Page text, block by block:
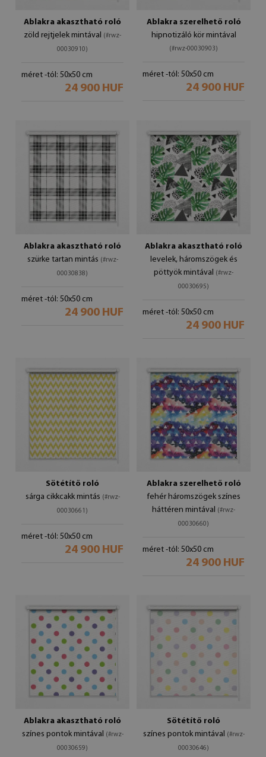
Ablakra akasztható roló
zöld rejtjelek mintával (#rwz-
00030910)
méret -tól: 50x50 cm
24 900 HUF
Ablakra szerelhető roló
hipnotizáló kör mintával
(#rwz-00030903)
méret -tól: 50x50 cm
24 900 HUF
Ablakra akasztható roló
szürke tartan mintás (#rwz-
00030838)
méret -tól: 50x50 cm
24 900 HUF
Ablakra akasztható roló
levelek, háromszögek és
pöttyök mintával (#rwz-
00030695)
méret -tól: 50x50 cm
24 900 HUF
Sötétítő roló
sárga cikkcakk mintás (#rwz-
00030661)
méret -tól: 50x50 cm
24 900 HUF
Ablakra szerelhető roló
fehér háromszögek színes
háttéren mintával (#rwz-
00030660)
méret -tól: 50x50 cm
24 900 HUF
Ablakra akasztható roló
színes pontok mintával (#rwz-
00030659)
Sötétítő roló
színes pontok mintával (#rwz-
00030646)